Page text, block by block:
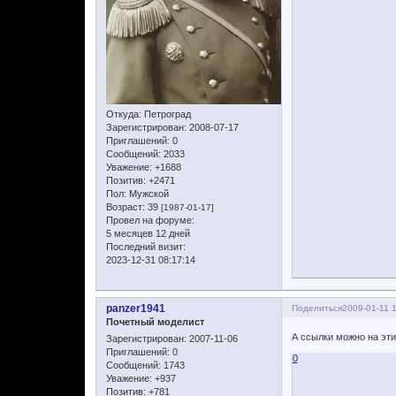
Откуда: Петроград
Зарегистрирован: 2008-07-17
Приглашений: 0
Сообщений: 2033
Уважение: +1688
Позитив: +2471
Пол: Мужской
Возраст: 39 [1987-01-17]
Провел на форуме:
5 месяцев 12 дней
Последний визит:
2023-12-31 08:17:14
Поделиться2009-01-11
panzer1941
Почетный моделист
Зарегистрирован: 2007-11-06
Приглашений: 0
Сообщений: 1743
Уважение: +937
Позитив: +781
А ссылки можно на
0